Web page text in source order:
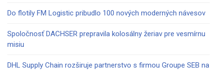
Do flotily FM Logistic pribudlo 100 nových moderných návesov
Spoločnosť DACHSER prepravila kolosálny žeriav pre vesmírnu
misiu
DHL Supply Chain rozširuje partnerstvo s firmou Groupe SEB na